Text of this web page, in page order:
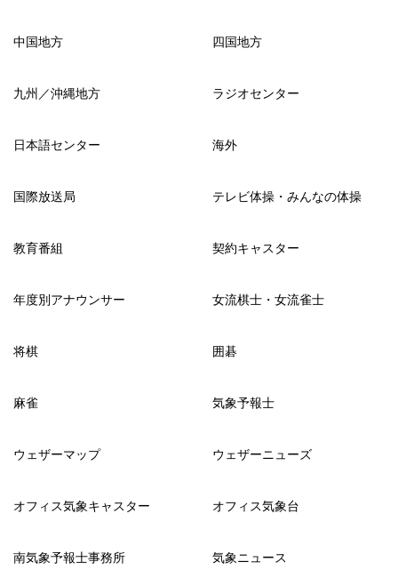
中国地方 四国地方
九州／沖縄地方 ラジオセンター
日本語センター 海外
国際放送局 テレビ体操・みんなの体操
教育番組 契約キャスター
年度別アナウンサー 女流棋士・女流雀士
将棋 囲碁
麻雀 気象予報士
ウェザーマップ ウェザーニューズ
オフィス気象キャスター オフィス気象台
南気象予報士事務所 気象ニュース